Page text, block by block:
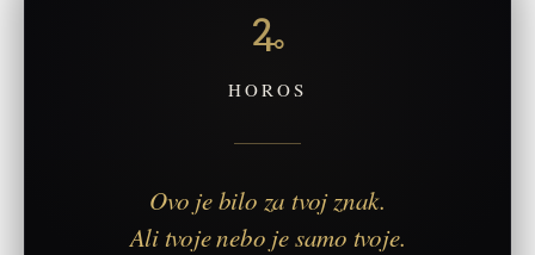
🜩
HOROS
Ovo je bilo za tvoj znak.
Ali tvoje nebo je samo tvoje.